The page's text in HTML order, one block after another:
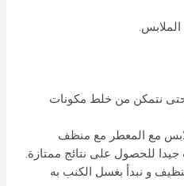
حتى نتمكن من خلط مكونات
مع المعطر مع منظف
للحصول على نتائج ممتازة.
و نبدأ بغسل الكنب به